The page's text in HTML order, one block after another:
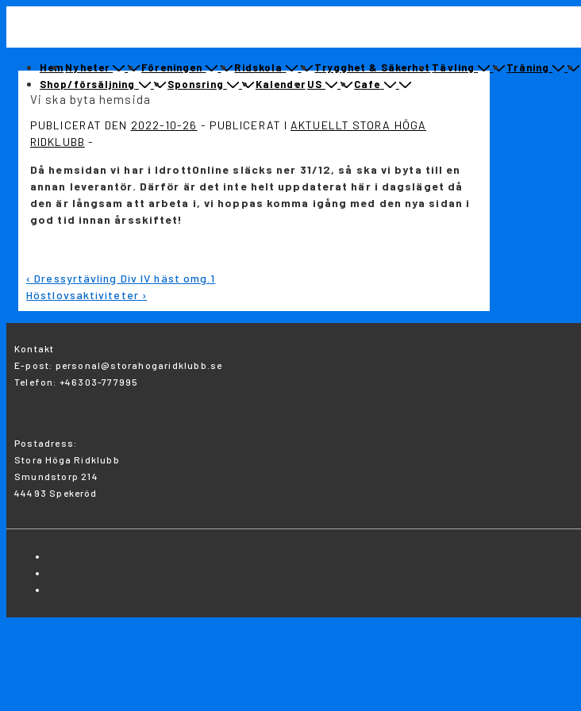
till
huvudinnehållet
Huvudnavigering
Hem Nyheter Föreningen Ridskola Trygghet & Säkerhet Tävling Träning
Shop/försäljning
Sponsring Kalender US Cafe
Vi ska byta hemsida
PUBLICERAT DEN 2022-10-26 PUBLICERAT I AKTUELLT STORA HÖGA
RIDKLUBB
Då hemsidan vi har i IdrottOnline släcks ner 31/12, så ska vi byta till en
annan leverantör. Därför är det inte helt uppdaterat här i dagsläget då
den är långsam att arbeta i, vi hoppas komma igång med den nya sidan i
god tid innan årsskiftet!
Inläggsnavigering
Föregående
inlägg
är
‹ Dressyrtävling Div IV häst omg.1
Nästa
inlägg
är
Höstlovsaktiviteter ›
Kontakt
E-post: personal@storahogaridklubb.se
Telefon: +46303-777995
Postadress:
Stora Höga Ridklubb
Smundstorp 214
44493 Spekeröd